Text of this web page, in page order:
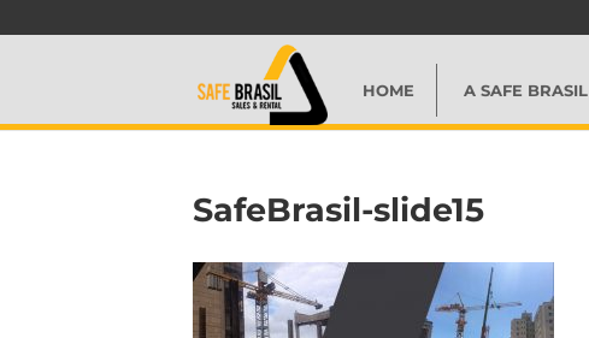
HOME A SAFE BRASIL
SafeBrasil-slide15